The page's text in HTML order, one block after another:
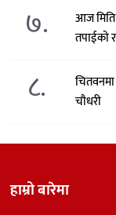
७.
आज
तपाईको
८.
चौधरी
हाम्रो बारेमा